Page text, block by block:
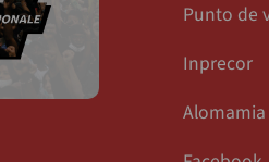
Punto de
Inprecor
Alomamia